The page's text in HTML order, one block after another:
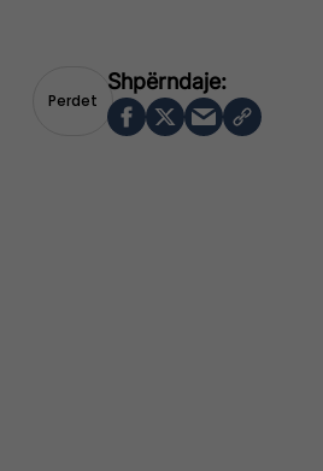
Perdet